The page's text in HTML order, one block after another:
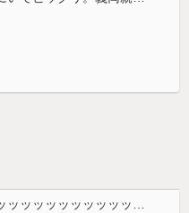
【画像】北朝鮮のビアガール、エッッッッッッッッッッッッッッッッッ！